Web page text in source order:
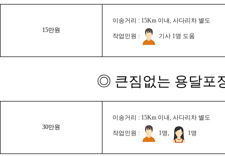
15만원
이송거리 : 15Km 이내, 사다리차 별도
작업인원 : 기사 1명 도움
◎ 큰짐없는 용달포
30만원
이송거리 : 15Km 이내, 사다리차 별도
작업인원 : 1명, 1명